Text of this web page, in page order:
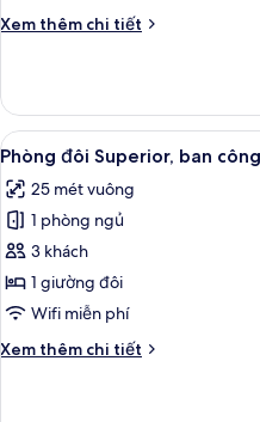
(main
building)
Xem thêm chi tiết
Chi
Phòng
đôi
Tiêu
chuẩn
(main
or
annex
building)
Xem
tất
cả
ảnh
Phòng
đôi
Superior,
công,
7
Phòng đôi Superior, ban
25 mét vuông
1 phòng ngủ
3 khách
1 giường đôi
Wifi miễn phí
Xem thêm chi tiết
Chi